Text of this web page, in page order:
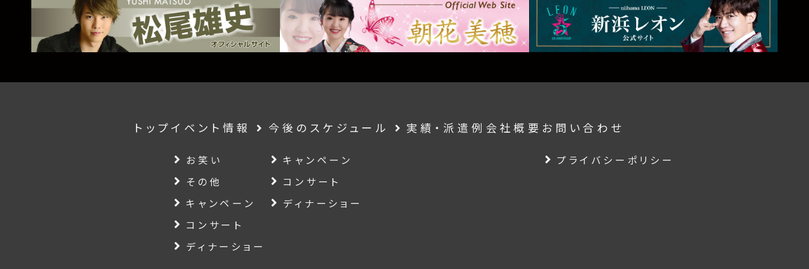
トップイベント情報
お笑い
その他
キャンペーン
コンサート
ディナーショー
今後のスケジュール
キャンペーン
コンサート
ディナーショー
実績・派遣例 会社概要 お問い合わせ
プライバシーポリシー